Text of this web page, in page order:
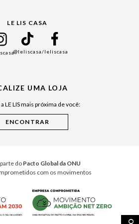
LE LIS CASA
@leliscasa/leliscasa
UMA LOJA
LE LIS mais próxima de você:
do Pacto Global da ONU
com os movimentos